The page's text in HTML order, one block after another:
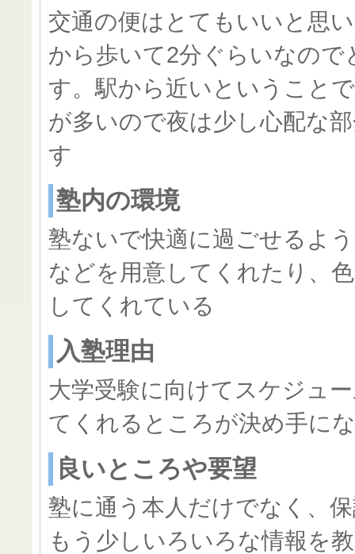
交通の便はとてもいいと思
から歩いて2分ぐらいなので
す。駅から近いということ
が多いので夜は少し心配な
す
塾内の環境
塾ないで快適に過ごせるよ
などを用意してくれたり、
してくれている
入塾理由
大学受験に向けてスケジュ
てくれるところが決め手に
良いところや要望
塾に通う本人だけでなく、
もう少しいろいろな情報を